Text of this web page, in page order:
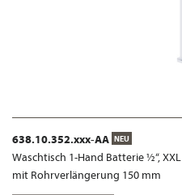
638.10.352.xxx-AA NEU
Waschtisch 1-Hand Batterie ½“, XXL
mit Rohrverlängerung 150 mm